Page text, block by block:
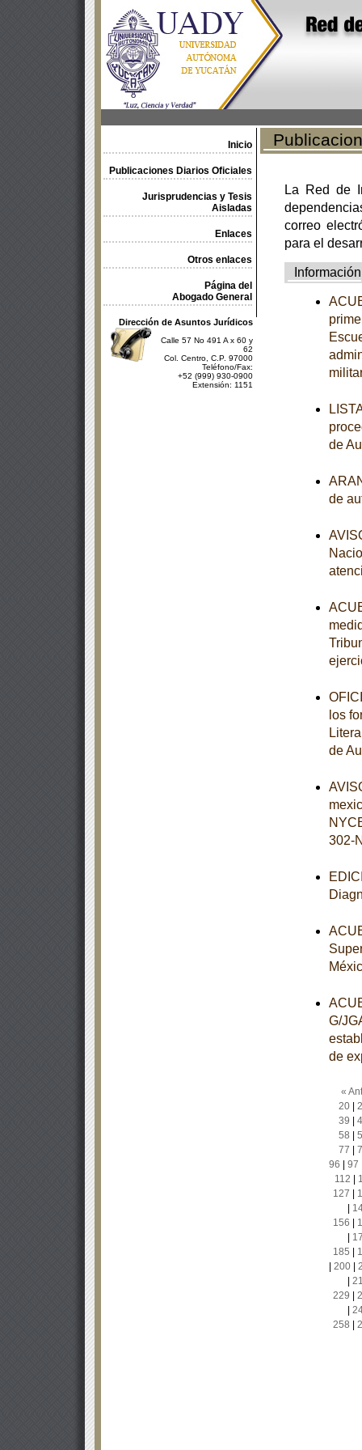
Inicio
Publicaciones Diarios Oficiales
Jurisprudencias y Tesis
Aisladas
Enlaces
Otros enlaces
Página del
Abogado General
Dirección de Asuntos Jurídicos
Calle 57 No 491 A x 60 y
62
Col. Centro, C.P. 97000
Teléfono/Fax:
+52 (999) 930-0900
Extensión: 1151
La Red de
correo
para el
Información
de
de
los
de
302-
G/
de
«
20|
39
58
77
96
97
112
127
156
185
200|
229
258